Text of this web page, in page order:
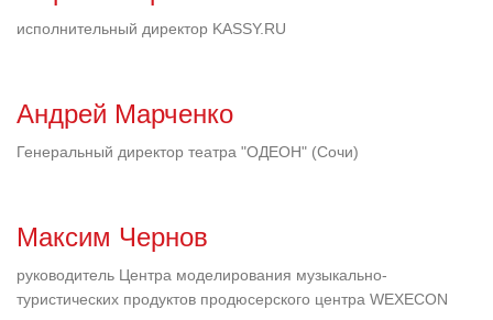
исполнительный директор KASSY.RU
Андрей Марченко
Генеральный директор театра "ОДЕОН" (Сочи)
Максим Чернов
руководитель Центра моделирования музыкально-
туристических продуктов продюсерского центра WEXECON